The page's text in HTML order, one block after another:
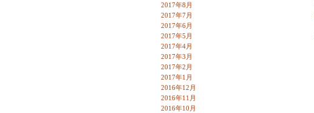
2017年8月
2017年7月
2017年6月
2017年5月
2017年4月
2017年3月
2017年2月
2017年1月
2016年12月
2016年11月
2016年10月